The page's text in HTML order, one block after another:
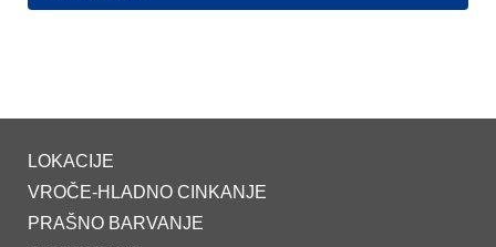
LOKACIJE
VROČE-HLADNO CINKANJE
PRAŠNO BARVANJE